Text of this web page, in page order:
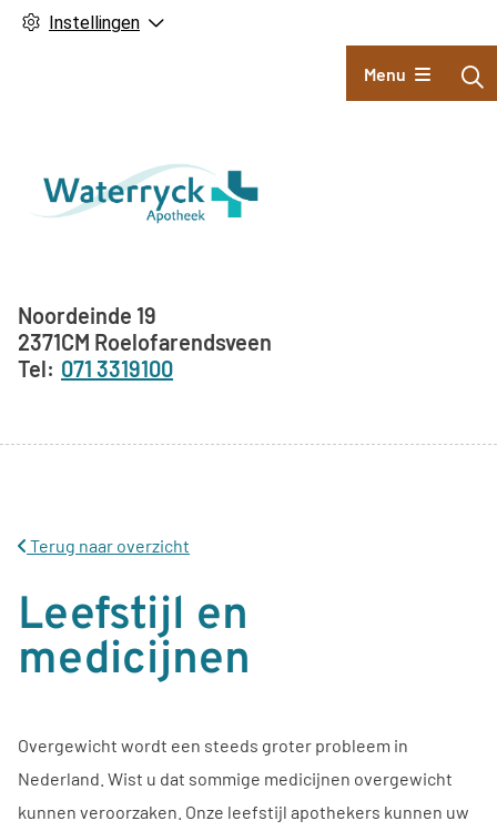
Instellingen
Hoofdmenu
Menu
Adresgegevens
Noordeinde 19
2371CM Roelofarendsveen
071 3319100
Terug naar overzicht
Leefstijl en
medicijnen
Overgewicht wordt een steeds groter probleem in
Nederland. Wist u dat sommige medicijnen overgewicht
kunnen veroorzaken. Onze leefstijl apothekers kunnen uw